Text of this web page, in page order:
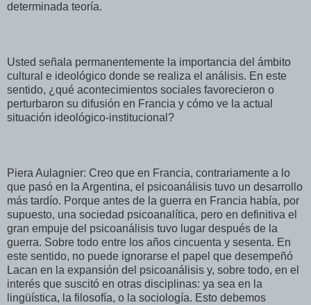
determinada teoría.
Usted señala permanentemente la importancia del ámbito
cultural e ideológico donde se realiza el análisis. En este
sentido, ¿qué acontecimientos sociales favorecieron o
perturbaron su difusión en Francia y cómo ve la actual
situación ideológico-institucional?
Piera Aulagnier: Creo que en Francia, contrariamente a lo
que pasó en la Argentina, el psicoanálisis tuvo un desarrollo
más tardío. Porque antes de la guerra en Francia había, por
supuesto, una sociedad psicoanalítica, pero en definitiva el
gran empuje del psicoanálisis tuvo lugar después de la
guerra. Sobre todo entre los años cincuenta y sesenta. En
este sentido, no puede ignorarse el papel que desempeñó
Lacan en la expansión del psicoanálisis y, sobre todo, en el
interés que suscitó en otras disciplinas: ya sea en la
lingüística, la filosofía, o la sociología. Esto debemos